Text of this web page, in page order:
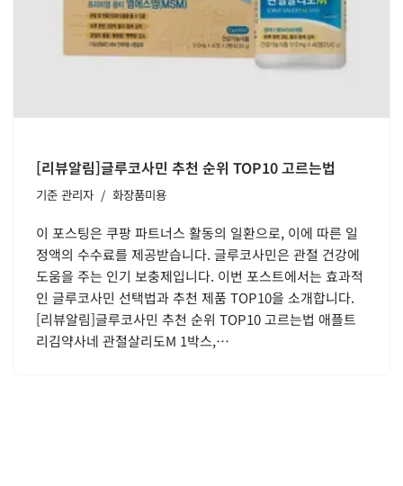
[리뷰알림]글루코사민 추천 순위 TOP10 고르는법
기준 관리자 화장품미용
이 포스팅은 쿠팡 파트너스 활동의 일환으로, 이에 따른 일
정액의 수수료를 제공받습니다. 글루코사민은 관절 건강에
도움을 주는 인기 보충제입니다. 이번 포스트에서는 효과적
인 글루코사민 선택법과 추천 제품 TOP10을 소개합니다.
[리뷰알림]글루코사민 추천 순위 TOP10 고르는법 애플트
리김약사네 관절살리도M 1박스,…